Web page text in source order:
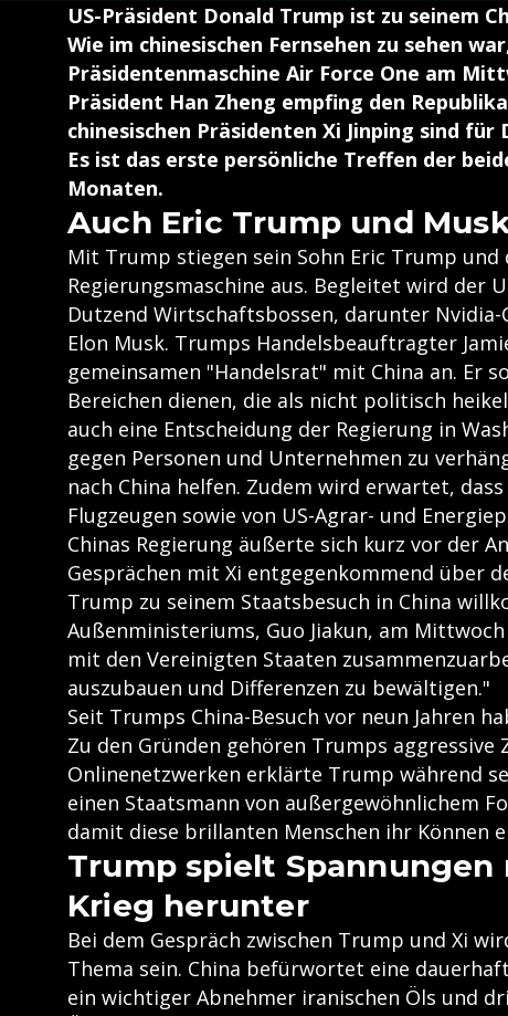
US-Präsident Donald Trump ist zu seinem
Wie im chinesischen Fernsehen zu sehen
Präsidentenmaschine Air Force One am
Präsident Han Zheng empfing den
chinesischen Präsidenten Xi Jinping sind
Es ist das erste persönliche Treffen der
Monaten.
Auch Eric Trump und
Mit Trump stiegen sein Sohn Eric Trump und
Regierungsmaschine aus. Begleitet wird der
Dutzend Wirtschaftsbossen, darunter Nvidia-
Elon Musk. Trumps Handelsbeauftragter
gemeinsamen "Handelsrat" mit China an. Er
Bereichen dienen, die als nicht politisch
auch eine Entscheidung der Regierung in
gegen Personen und Unternehmen zu
nach China helfen. Zudem wird erwartet,
Flugzeugen sowie von US-Agrar- und
Chinas Regierung äußerte sich kurz vor der
Gesprächen mit Xi entgegenkommend über
Trump zu seinem Staatsbesuch in China
Außenministeriums, Guo Jiakun, am
mit den Vereinigten Staaten
auszubauen und Differenzen zu bewältigen."
Seit Trumps China-Besuch vor neun Jahren
Zu den Gründen gehören Trumps
Onlinenetzwerken erklärte Trump während
einen Staatsmann von außergewöhnlichem
damit diese brillanten Menschen ihr Können
Trump spielt Spannungen
Krieg herunter
Bei dem Gespräch zwischen Trump und Xi
Thema sein. China befürwortet eine
ein wichtiger Abnehmer iranischen Öls und